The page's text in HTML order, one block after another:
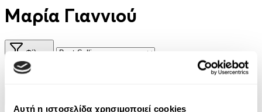
Αυτή η ιστοσελίδα χρησιμοποιεί cookies
Μαρία Γιαννιού
Φίλτρα
Φίλτρα